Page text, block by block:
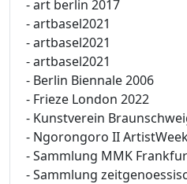
- art berlin 2017
- artbasel2021
- artbasel2021
- artbasel2021
- Berlin Biennale 2006
- Frieze London 2022
- Kunstverein
- Ngorongoro II
- Sammlung MMK
- Sammlung